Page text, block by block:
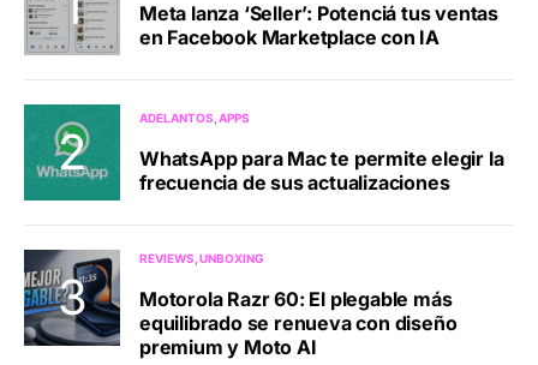
Meta lanza ‘Seller’: Potenciá tus ventas
en Facebook Marketplace con IA
ADELANTOS APPS
WhatsApp para Mac te permite elegir la
frecuencia de sus actualizaciones
REVIEWS UNBOXING
Motorola Razr 60: El plegable más
equilibrado se renueva con diseño
premium y Moto AI